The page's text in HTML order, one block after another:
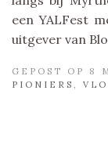
een YALFest
uitgever van
GEPOST OP 8
PIONIERS